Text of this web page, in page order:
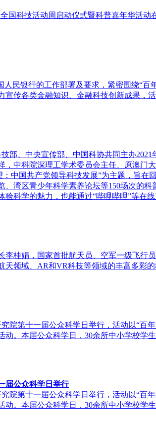
国科技活动周启动仪式暨科普嘉年华活
民银行的工作部署及要求，紧密围绕“
传各类金融知识、金融科技创新成果，
部、中央宣传部、中国科协共同主办
中科院深理工学术委员会主任、原澳门
国共产党领导科技发展”为主题，旨在
湾区青少年科学素养论坛等150场次的
科学的魅力，也能通过“哔哩哔哩”等在
桂娟，国家首批航天员、空军一级飞行
领域、AR和VR科技等领域的丰富多彩的
院第十一届公众科学日举行，活动以“百
。本届公众科学日，30余所中小学校学
届公众科学日举行
院第十一届公众科学日举行，活动以“百
。本届公众科学日，30余所中小学校学